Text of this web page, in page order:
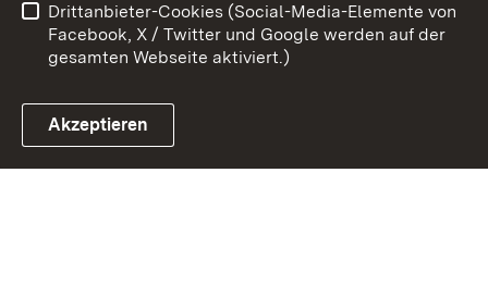
Link zum Landesportal
Impressum Cookies
Drittanbieter-Cookies (Social-Media-Elemente von
Facebook, X / Twitter und Google werden auf der
gesamten Webseite aktiviert.)
Akzeptieren